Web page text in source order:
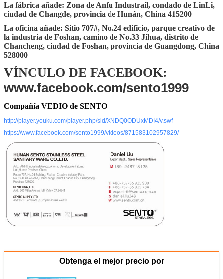
Detalles de
la entrega
30-45 días después de conseguir el
depósito
Puerto del
MANDO
Changsha, Shenzhen, Guangzhou,
Foshan
Embalaje
El embalar estándar del cartón de la
exportación (el otro requisito que
embala aceptar por requerimiento
adicional)
La fábrica añade: Zona de Anfu Industrail, condado de LinLi,
ciudad de Changde, provincia de Hunán, China 415200
La oficina añade: Sitio 707#, No.24 edificio, parque creativo de
la industria de Foshan, camino de No.33 Jihua, distrito de
Chancheng, ciudad de Foshan, provincia de Guangdong, China
528000
VÍNCULO DE FACEBOOK:
www.facebook.com/sento1999
Compañía VEDIO de SENTO
http://player.youku.com/player.php/sid/XNDQ0ODUxMDI4/v.swf
https://www.facebook.com/sento1999/videos/871583102957829/
Obtenga el mejor precio por